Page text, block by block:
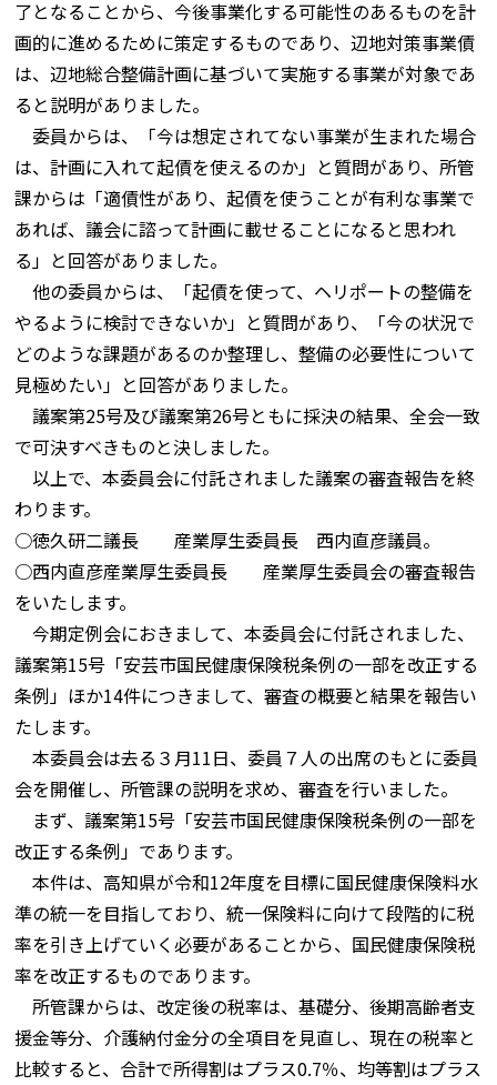
了となることから、今後事業化する可能性のあるものを計
画的に進めるために策定するものであり、辺地対策事業債
は、辺地総合整備計画に基づいて実施する事業が対象であ
ると説明がありました。
委員からは、「今は想定されてない事業が生まれた場合
は、計画に入れて起債を使えるのか」と質問があり、所管
課からは「適債性があり、起債を使うことが有利な事業で
あれば、議会に諮って計画に載せることになると思われ
る」と回答がありました。
他の委員からは、「起債を使って、ヘリポートの整備を
やるように検討できないか」と質問があり、「今の状況で
どのような課題があるのか整理し、整備の必要性について
見極めたい」と回答がありました。
議案第25号及び議案第26号ともに採決の結果、全会一致
で可決すべきものと決しました。
以上で、本委員会に付託されました議案の審査報告を終
わります。
○徳久研二議長 産業厚生委員長 西内直彦議員。
○西内直彦産業厚生委員長 産業厚生委員会の審査報告
をいたします。
今期定例会におきまして、本委員会に付託されました、
議案第15号「安芸市国民健康保険税条例の一部を改正する
条例」ほか14件につきまして、審査の概要と結果を報告い
たします。
本委員会は去る３月11日、委員７人の出席のもとに委員
会を開催し、所管課の説明を求め、審査を行いました。
まず、議案第15号「安芸市国民健康保険税条例の一部を
改正する条例」であります。
本件は、高知県が令和12年度を目標に国民健康保険料水
準の統一を目指しており、統一保険料に向けて段階的に税
率を引き上げていく必要があることから、国民健康保険税
率を改正するものであります。
所管課からは、改定後の税率は、基礎分、後期高齢者支
援金等分、介護納付金分の全項目を見直し、現在の税率と
比較すると、合計で所得割はプラス0.7％、均等割はプラス